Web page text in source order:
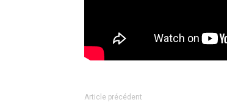
Article précédent